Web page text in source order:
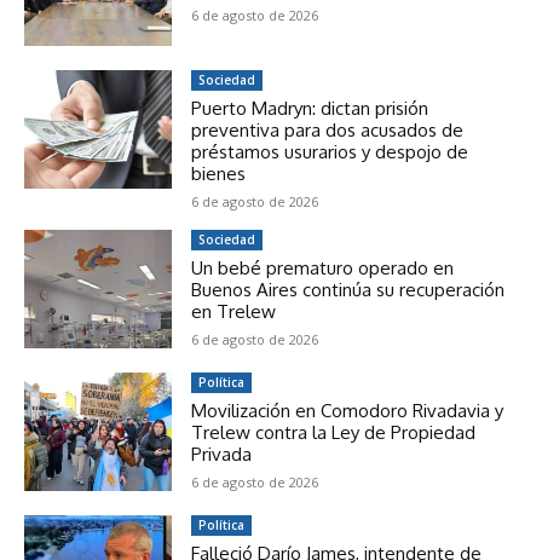
6 de agosto de 2026
Sociedad
Puerto Madryn: dictan prisión
preventiva para dos acusados de
préstamos usurarios y despojo de
bienes
6 de agosto de 2026
Sociedad
Un bebé prematuro operado en
Buenos Aires continúa su recuperación
en Trelew
6 de agosto de 2026
Política
Movilización en Comodoro Rivadavia y
Trelew contra la Ley de Propiedad
Privada
6 de agosto de 2026
Política
Falleció Darío James, intendente de